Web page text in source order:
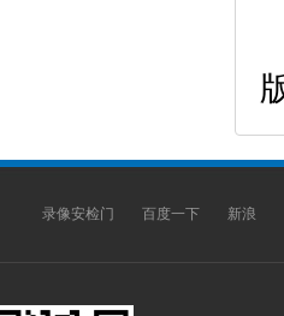
录像安检门 百度一下 新浪